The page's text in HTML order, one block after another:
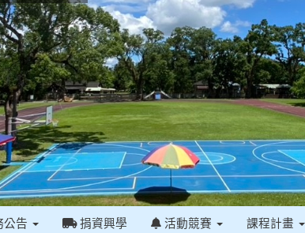
公告 捐資興學 活動競賽 課程計畫